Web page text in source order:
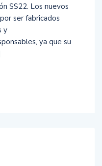
SS22. Los nuevos
ser fabricados
y
ya que su